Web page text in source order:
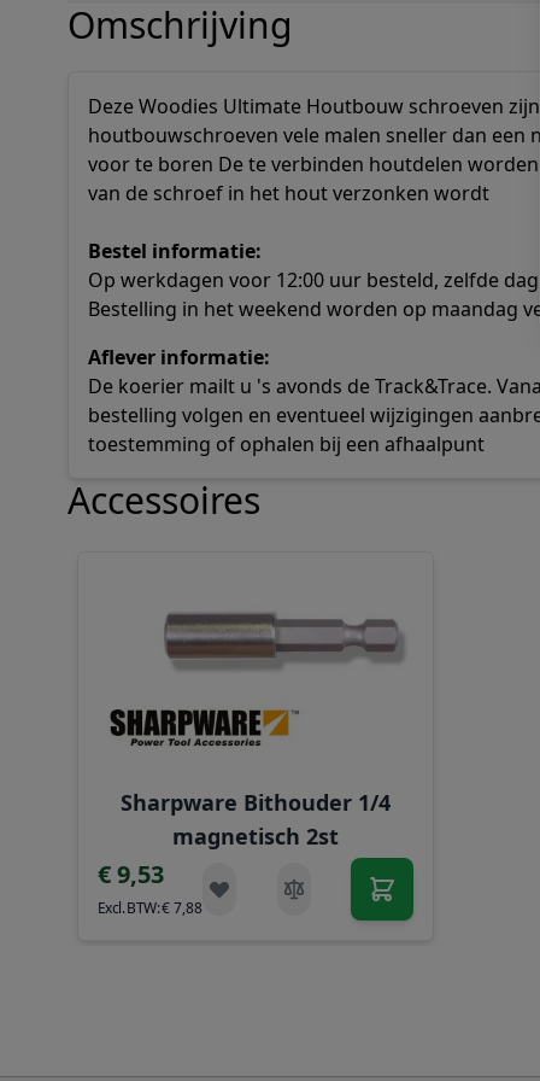
Omschrijving
Deze Woodies Ultimate Houtbouw schroeven
houtbouwschroeven vele malen sneller dan
voor te boren De te verbinden houtdelen
van de schroef in het hout verzonken wordt
Bestel informatie:
Op werkdagen voor 12:00 uur besteld, zelfde
Bestelling in het weekend worden op maandag
Aflever informatie:
De koerier mailt u 's avonds de Track&Trace.
bestelling volgen en eventueel wijzigingen
toestemming of ophalen bij een afhaalpunt
Accessoires
Sharpware Bithouder 1/4
magnetisch 2st
€ 9,53
€ 7,88